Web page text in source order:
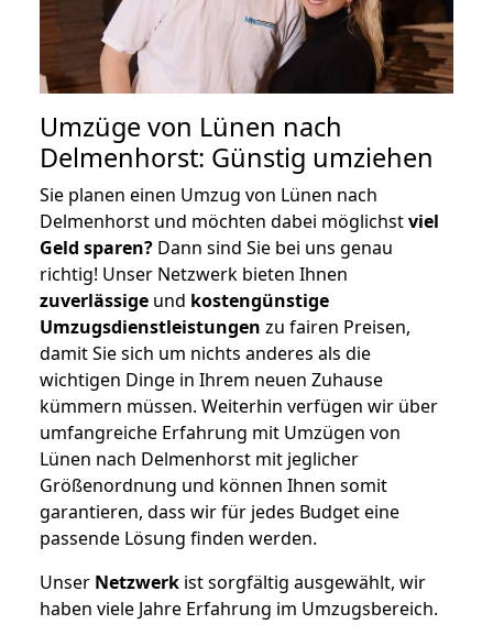
Umzüge von Lünen nach
Delmenhorst: Günstig umziehen
Sie planen einen Umzug von Lünen nach
Delmenhorst und möchten dabei möglichstviel
Geld sparen? Dann sind Sie bei uns genau
richtig! Unser Netzwerk bieten Ihnen
zuverlässige und kostengünstige
Umzugsdienstleistungen zu fairen Preisen,
damit Sie sich um nichts anderes als die
wichtigen Dinge in Ihrem neuen Zuhause
kümmern müssen. Weiterhin verfügen wir über
umfangreiche Erfahrung mit Umzügen von
Lünen nach Delmenhorst mit jeglicher
Größenordnung und können Ihnen somit
garantieren, dass wir für jedes Budget eine
passende Lösung finden werden.
Unser Netzwerk ist sorgfältig ausgewählt, wir
haben viele Jahre Erfahrung im Umzugsbereich.